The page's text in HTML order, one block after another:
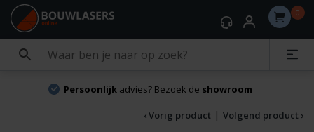
0
Persoonlijkadvies? Bezoek de showroom
‹ Vorig product | Volgend product ›